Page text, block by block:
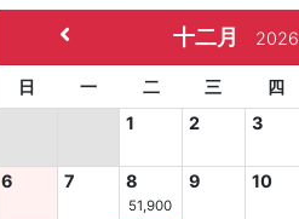
十二月 2026
日 一 二 三 四
1
2 3
6 7 8
51,900
9 10